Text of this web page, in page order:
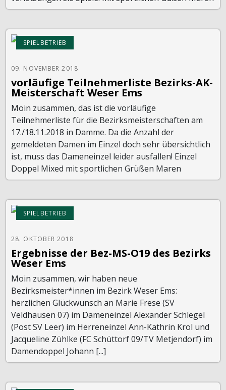
SPIELBETRIEB
09. NOVEMBER 2018
vorläufige Teilnehmerliste Bezirks-AK-
Meisterschaft Weser Ems
Moin zusammen, das ist die vorläufige
Teilnehmerliste für die Bezirksmeisterschaften am
17./18.11.2018 in Damme. Da die Anzahl der
gemeldeten Damen im Einzel doch sehr übersichtlich
ist, muss das Dameneinzel leider ausfallen! Einzel
Doppel Mixed mit sportlichen Grüßen Maren
SPIELBETRIEB
28. OKTOBER 2018
Ergebnisse der Bez-MS-O19 des Bezirks
Weser Ems
Moin zusammen, wir haben neue
Bezirksmeister*innen im Bezirk Weser Ems:
herzlichen Glückwunsch an Marie Frese (SV
Veldhausen 07) im Dameneinzel Alexander Schlegel
(Post SV Leer) im Herreneinzel Ann-Kathrin Krol und
Jacqueline Zühlke (FC Schüttorf 09/TV Metjendorf) im
Damendoppel Johann [...]